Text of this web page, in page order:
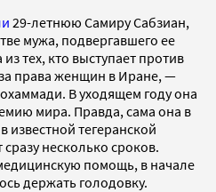
29-летнюю Самиру Сабзиан,
мужа, подвергавшего ее
тех, кто выступает против
права женщин в Иране, —
В уходящем году она
мира. Правда, сама она в
в известной тегеранской
несколько сроков.
помощь, в начале
держать голодовку.